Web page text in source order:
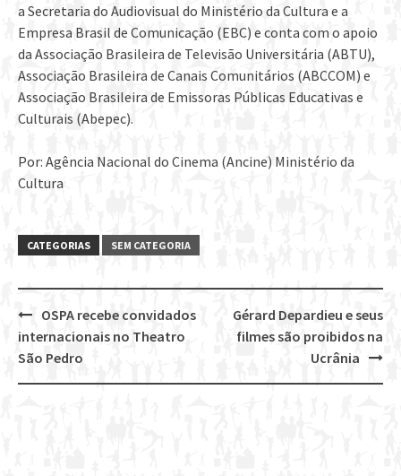
a Secretaria do Audiovisual do Ministério da Cultura e a
Empresa Brasil de Comunicação (EBC) e conta com o apoio
da Associação Brasileira de Televisão Universitária (ABTU),
Associação Brasileira de Canais Comunitários (ABCCOM) e
Associação Brasileira de Emissoras Públicas Educativas e
Culturais (Abepec).
Por: Agência Nacional do Cinema (Ancine) Ministério da
Cultura
CATEGORIAS SEM CATEGORIA
Post
navigation
Gérard Depardieu e seus
filmes são proibidos na
Ucrânia
OSPA recebe convidados
internacionais no Theatro
São Pedro